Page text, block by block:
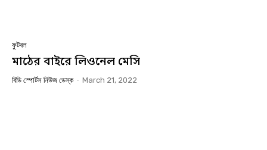
ফুটবল
মাঠের বাইরে লিওনেল মেসি
বিডি স্পোর্টস নিউজ ডেস্ক - March 21, 2022